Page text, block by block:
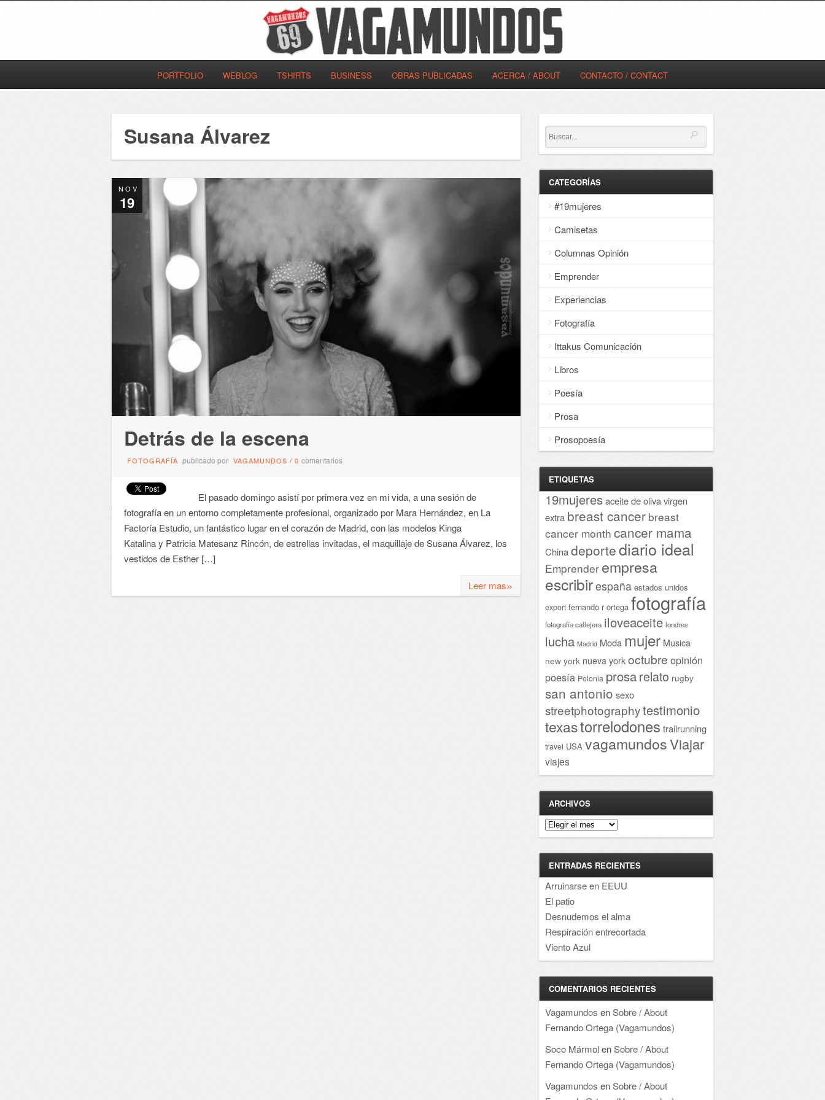
PORTFOLIO WEBLOG TSHIRTS BUSINESS OBRAS PUBLICADAS ACERCA / ABOUT CONTACTO / CONTACT
Susana Álvarez
NOV
19
Detrás de la escena
FOTOGRAFÍA publicado por VAGAMUNDOS / 0 comentarios
El pasado domingo asistí por primera vez en mi vida, a una sesión de
fotografía en un entorno completamente profesional, organizado por Mara Hernández, en La
Factoría Estudio, un fantástico lugar en el corazón de Madrid, con las modelos Kinga
Katalina y Patricia Matesanz Rincón, de estrellas invitadas, el maquillaje de Susana Álvarez, los
vestidos de Esther […]
Leer mas»
CATEGORÍAS
#19mujeres
Camisetas
Columnas Opinión
Emprender
Experiencias
Fotografía
Ittakus Comunicación
Libros
Poesía
Prosa
Prosopoesía
ETIQUETAS
19mujeresaceite de oliva virgen
extra breast cancer breast
cancer month cancer mama
Chinadeportediario ideal
Emprender empresa
escribirespaña estados unidos
export fernando r ortega fotografía
fotografía callejera iloveaceite londres
lucha Madrid Moda mujer Musica
new york nueva york octubre opinión
poesía Polonia prosarelato rugby
san antonio sexo
streetphotographytestimonio
texastorrelodones trailrunning
travel USA vagamundosViajar
viajes
ARCHIVOS
Archivos
ENTRADAS RECIENTES
Arruinarse en EEUU
El patio
Desnudemos el alma
Respiración entrecortada
Viento Azul
COMENTARIOS RECIENTES
Vagamundos enSobre / About
Fernando Ortega (Vagamundos)
Soco MármolenSobre / About
Fernando Ortega (Vagamundos)
Vagamundos enSobre / About